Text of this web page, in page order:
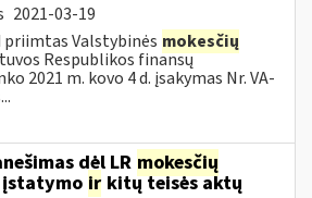
2021-03-19
Valstybinės mokesčių
Respublikos finansų
2021 m. kovo 4 d. įsakymas Nr. VA-
dėl LR mokesčių
ir kitų teisės aktų